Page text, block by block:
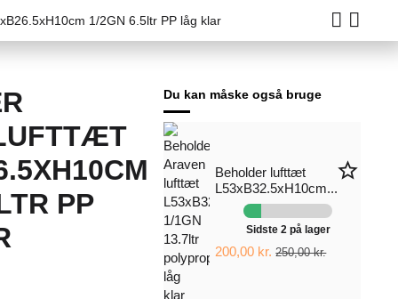
1/2GN 6.5ltr PP låg klar
PP
Du kan måske også bruge
Beholder lufttæt
L53xB32.5xH10cm...
star_border
Sidste 2 på lager
200,00 kr. 250,00 kr.